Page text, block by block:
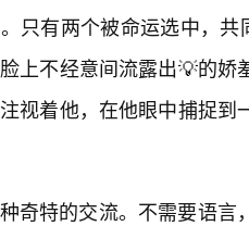
只有两个被命运选中，
上不经意间流露出💡的
视着他，在他眼中捕捉
奇特的交流。不需要语言